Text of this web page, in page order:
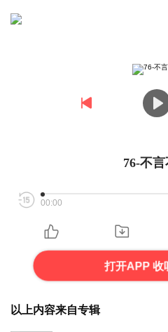
76-不
00:00
打开APP 收
以上内容来自专辑